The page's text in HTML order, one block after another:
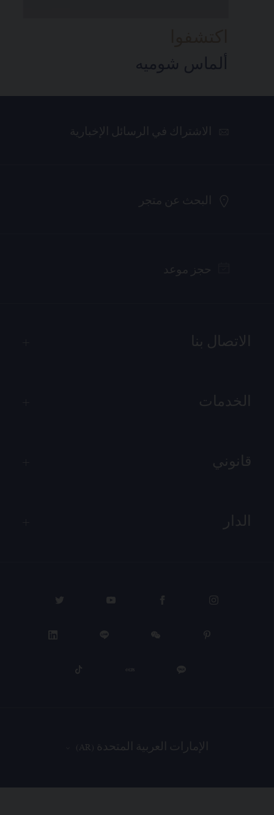
ألماس شوميه
الاشتراك في الرسائل الإخبارية
البحث عن متجر
حجز موعد
الاتصال بنا
الخدمات
قانوني
الدار
الإمارات العربية المتحدة (AR)
PROCEED TO CHECKOUT